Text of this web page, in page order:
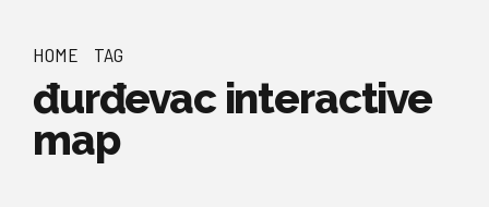
HOME TAG
đurđevac interactive
map